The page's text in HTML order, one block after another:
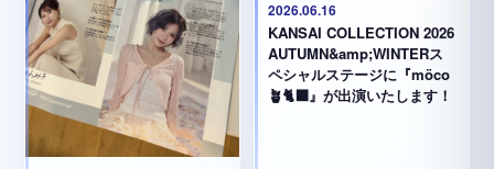
2026.06.16
KANSAI COLLECTION 2026
AUTUMN&amp;WINTERス
ペシャルステージに『möco
🪴🐈‍⬛』が出演いたします！